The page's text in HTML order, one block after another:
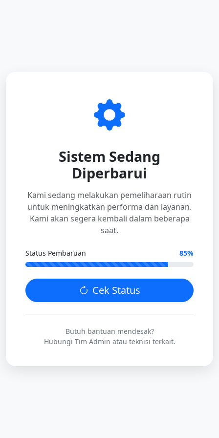
Sistem Sedang
Diperbarui
Kami sedang melakukan pemeliharaan rutin
untuk meningkatkan performa dan layanan.
Kami akan segera kembali dalam beberapa
saat.
Status Pembaruan 85%
Cek Status
Butuh bantuan mendesak?
Hubungi Tim Admin atau teknisi terkait.